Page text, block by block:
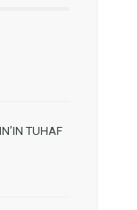
TUHAF